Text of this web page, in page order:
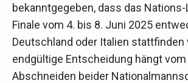
bekanntgegeben, dass das Nations-
Finale vom 4. bis 8. Juni 2025
Deutschland oder Italien stattfinden
endgültige Entscheidung hängt
Abschneiden beider